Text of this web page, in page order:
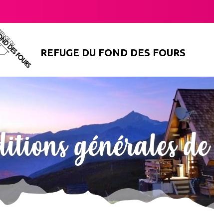
REFUGE DU FOND DES FOURS
générales